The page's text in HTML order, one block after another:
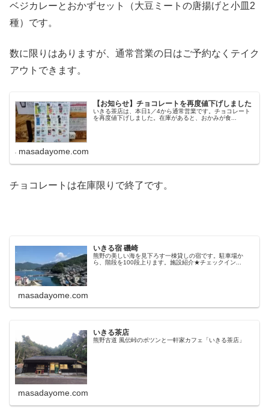
ベジカレーとおかずセット（大豆ミートの唐揚げと小皿2
種）です。
数に限りはありますが、通常営業の日はご予約なくテイク
アウトできます。
【お知らせ】チョコレートを再度値下げしました
いきる茶店は、本日1／4から通常営業です。チョコレート
を再度値下げしました。在庫があると、おかみが食...
masadayome.com
チョコレートは在庫限りで終了です。
いきる宿 磯崎
熊野の美しい海を見下ろす一棟貸しの宿です。駐車場か
ら、階段を100段上ります。施設紹介★チェックイン...
masadayome.com
いきる茶店
熊野古道 風伝峠のポツンと一軒家カフェ「いきる茶店」
masadayome.com